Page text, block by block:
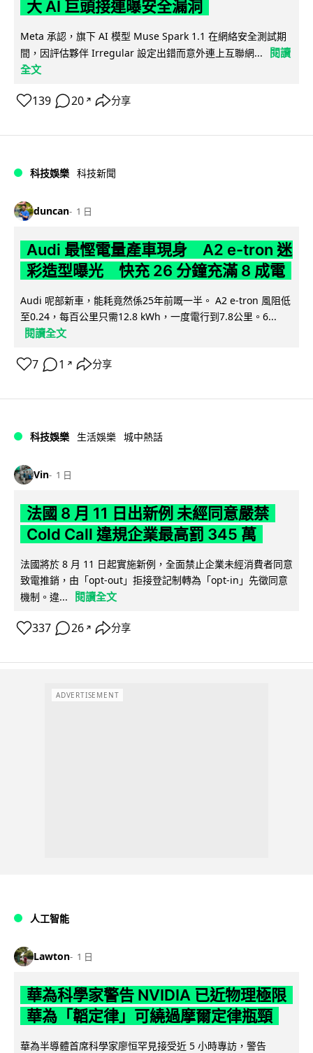
大 AI 巨頭接連曝安全漏洞
Meta 承認，旗下 AI 模型 Muse Spark 1.1 在網絡安全測試期
間，因評估夥伴 Irregular 設定出錯而意外連上互聯網...
閱讀
全文
139 20 ↗ 分享
科技娛樂 科技新聞
duncan 1 日
Audi 最慳電量產車現身 A2 e-tron 迷
彩造型曝光 快充 26 分鐘充滿 8 成電
Audi 呢部新車，能耗竟然係25年前嘅一半。 A2 e-tron 風阻低
至0.24，每百公里只需12.8 kWh，一度電行到7.8公里。6...
閱讀全文
7 1 ↗ 分享
科技娛樂 生活娛樂 城中熱話
Vin 1 日
法國 8 月 11 日出新例 未經同意嚴禁
Cold Call 違規企業最高罰 345 萬
法國將於 8 月 11 日起實施新例，全面禁止企業未經消費者同意
致電推銷，由「opt-out」拒接登記制轉為「opt-in」先徵同意
機制。違...
閱讀全文
337 26 ↗ 分享
ADVERTISEMENT
人工智能
Lawton 1 日
華為科學家警告 NVIDIA 已近物理極限
華為「韜定律」可繞過摩爾定律瓶頸
華為半導體首席科學家廖恒罕見接受近 5 小時專訪，警告